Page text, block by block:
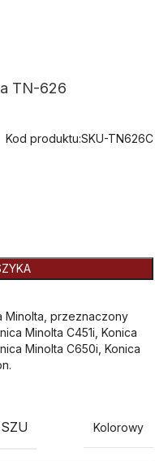
TN-626
Kod produktu:SKU-TN626C
Minolta, przeznaczony
Minolta C451i, Konica
Minolta C650i, Konica
Kolorowy